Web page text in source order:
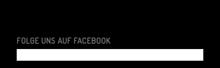
FOLGE UNS AUF FACEBOOK